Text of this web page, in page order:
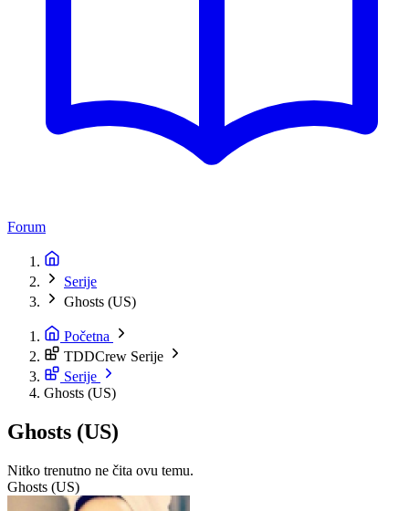
Forum
Serije
Ghosts (US)
Početna
TDDCrew Serije
Serije
Ghosts (US)
Ghosts (US)
Nitko trenutno ne čita ovu temu.
Ghosts (US)